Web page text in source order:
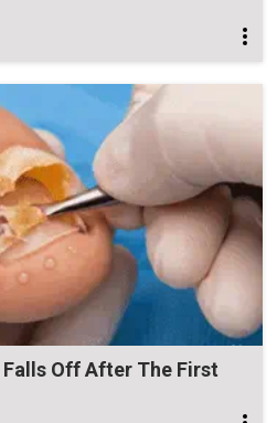
Falls Off After The First